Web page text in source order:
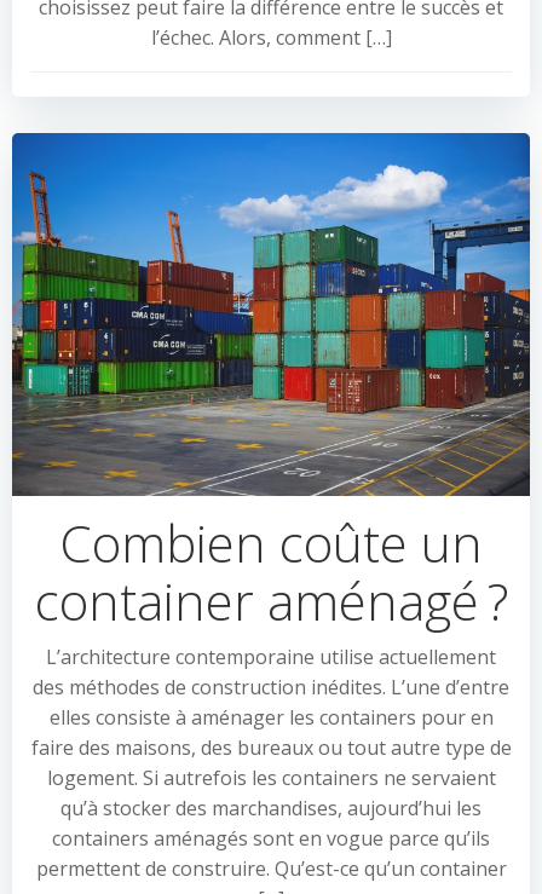
choisissez peut faire la différence entre le succès et
l’échec. Alors, comment […]
Combien coûte un
container aménagé ?
L’architecture contemporaine utilise actuellement
des méthodes de construction inédites. L’une d’entre
elles consiste à aménager les containers pour en
faire des maisons, des bureaux ou tout autre type de
logement. Si autrefois les containers ne servaient
qu’à stocker des marchandises, aujourd’hui les
containers aménagés sont en vogue parce qu’ils
permettent de construire. Qu’est-ce qu’un container